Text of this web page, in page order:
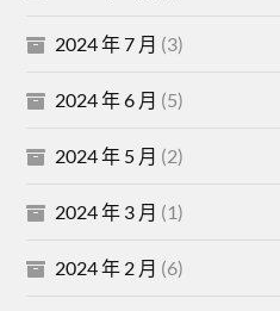
2024 年 7 月 (3)
2024 年 6 月 (5)
2024 年 5 月 (2)
2024 年 3 月 (1)
2024 年 2 月 (6)